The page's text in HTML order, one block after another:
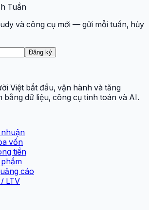
Tuần
và công cụ mới — gửi mỗi tuần, hủy
Đăng ký
Việt bắt đầu, vận hành và tăng
dữ liệu, công cụ tính toán và AI.
vốn
tiền
cáo
LTV